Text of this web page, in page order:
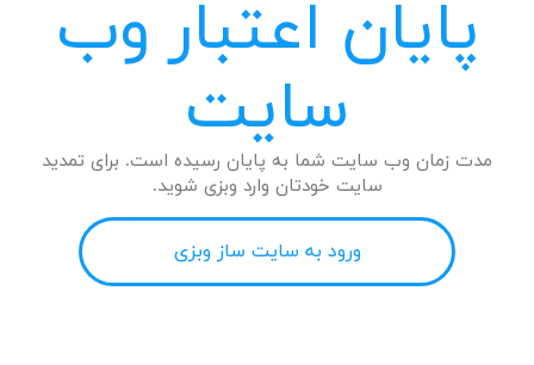
پایان اعتبار وب
سایت
مدت زمان وب سایت شما به پایان رسیده است. برای تمدید
سایت خودتان وارد وبزی شوید.
ورود به سایت ساز وبزی